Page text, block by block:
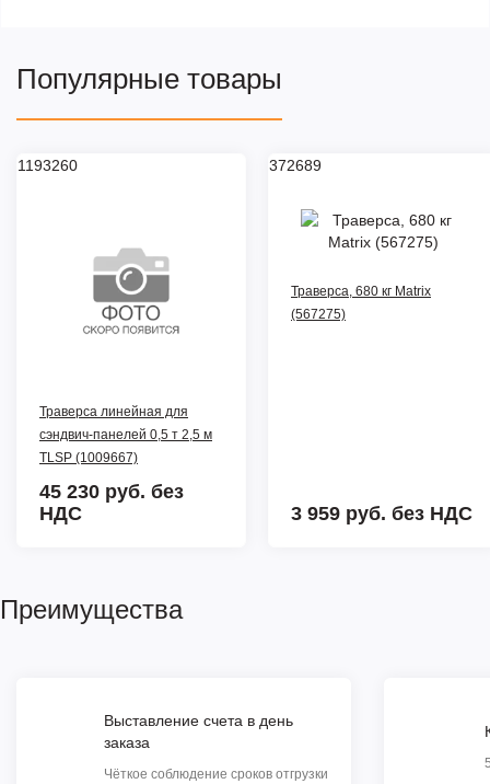
Популярные товары
1193260
Траверса линейная для
сэндвич-панелей 0,5 т 2,5 м
TLSP (1009667)
45 230 руб. без
НДС
372689
Траверса, 680 кг Matrix
(567275)
3 959 руб. без НДС
Преимущества
Выставление счета в день
заказа
Чёткое соблюдение сроков отгрузки